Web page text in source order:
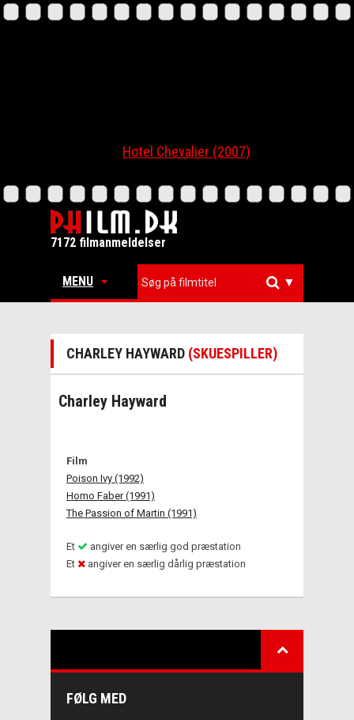
Hotel Chevalier (2007)
7172 filmanmeldelser
MENU ▼
CHARLEY HAYWARD (SKUESPILLER)
Charley Hayward
Film
Poison Ivy (1992)
Homo Faber (1991)
The Passion of Martin (1991)
Et
angiver en særlig god præstation
Et
angiver en særlig dårlig præstation
FØLG MED